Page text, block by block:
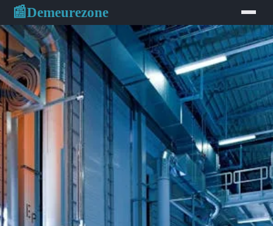
📰Demeurezone